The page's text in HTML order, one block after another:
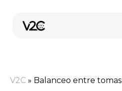
turinio
V2C » Balanceo entre tomas